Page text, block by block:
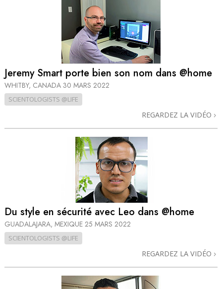
Jeremy Smart porte bien son nom dans @home
WHITBY, CANADA 30 MARS 2022
SCIENTOLOGISTS @LIFE
REGARDEZ LA VIDÉO
Du style en sécurité avec Leo dans @home
GUADALAJARA, MEXIQUE 25 MARS 2022
SCIENTOLOGISTS @LIFE
REGARDEZ LA VIDÉO